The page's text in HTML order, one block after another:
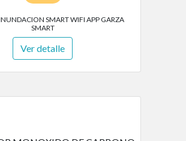
SMART WIFI APP GARZA
SMART
Ver detalle